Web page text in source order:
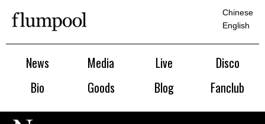
News Media Live
Disco
Bio
Goods Blog Fanclub
Chinese
English